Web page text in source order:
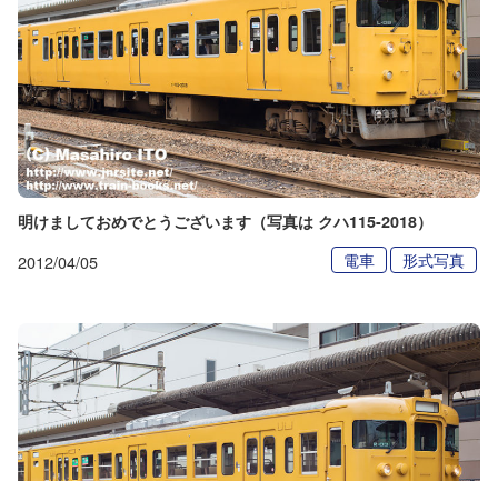
明けましておめでとうございます（写真は クハ115-2018）
2012/04/05 電車 形式写真